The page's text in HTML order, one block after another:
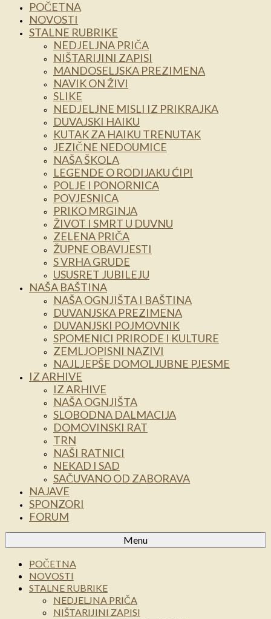
POČETNA
NOVOSTI
STALNE RUBRIKE
NEDJELJNA PRIČA
NIŠTARIJINI ZAPISI
MANDOSELJSKA PREZIMENA
NAVIK ON ŽIVI
SLIKE
NEDJELJNE MISLI IZ PRIKRAJKA
DUVAJSKI HAIKU
KUTAK ZA HAIKU TRENUTAK
JEZIČNE NEDOUMICE
NAŠA ŠKOLA
LEGENDE O RODIJAKU ĆIPI
POLJE I PONORNICA
POVJESNICA
PRIKO MRGINJA
ŽIVOT I SMRT U DUVNU
ZELENA PRIČA
ŽUPNE OBAVIJESTI
S VRHA GRUDE
USUSRET JUBILEJU
NAŠA BAŠTINA
NAŠA OGNJIŠTA I BAŠTINA
DUVANJSKA PREZIMENA
DUVANJSKI POJMOVNIK
SPOMENICI PRIRODE I KULTURE
ZEMLJOPISNI NAZIVI
NAJLJEPŠE DOMOLJUBNE PJESME
IZ ARHIVE
IZ ARHIVE
NAŠA OGNJIŠTA
SLOBODNA DALMACIJA
DOMOVINSKI RAT
TRN
NAŠI RATNICI
NEKAD I SAD
SAČUVANO OD ZABORAVA
NAJAVE
SPONZORI
FORUM
Menu
POČETNA
NOVOSTI
STALNE RUBRIKE
NEDJELJNA PRIČA
NIŠTARIJINI ZAPISI